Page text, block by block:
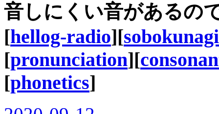
音しにくい音があるの
[hellog-radio][
[pronunciation][
[phonetics]